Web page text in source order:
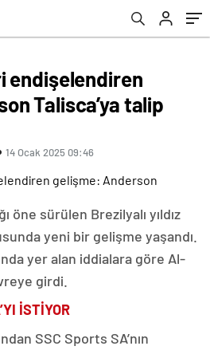
endişelendiren
Talisca’ya talip
14 Ocak 2025 09:46
öne sürülen Brezilyalı yıldız
yeni bir gelişme yaşandı.
yer alan iddialara göre Al-
girdi.
İSTİYOR
SSC Sports SA’nın